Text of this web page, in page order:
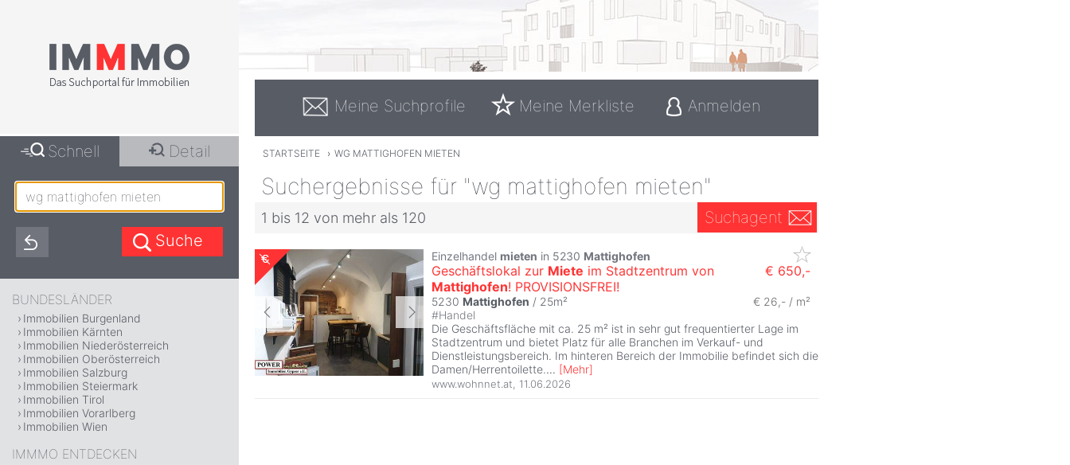
Meine Suchprofile Meine Merkliste Anmelden
STARTSEITE › WG MATTIGHOFEN MIETEN
Suchergebnisse für "wg mattighofen mieten"
1 bis 12 von mehr als 120 Suchagent
Einzelhandel mieten in 5230 Mattighofen
Geschäftslokal zur Miete im Stadtzentrum von
Mattighofen! PROVISIONSFREI!
€ 650,-
5230 Mattighofen / 25m² € 26,- / m²
#Handel
Die Geschäftsfläche mit ca. 25 m² ist in sehr gut frequentierter Lage im
Stadtzentrum und bietet Platz für alle Branchen im Verkauf- und
Dienstleistungsbereich. Im hinteren Bereich der Immobilie befindet sich die
Damen/Herrentoilette.... [Mehr]
www.wohnnet.at 11.06.2026
Schnell Detail
BUNDESLÄNDER
Immobilien Burgenland
Immobilien Kärnten
Immobilien Niederösterreich
Immobilien Oberösterreich
Immobilien Salzburg
Immobilien Steiermark
Immobilien Tirol
Immobilien Vorarlberg
Immobilien Wien
IMMMO ENTDECKEN